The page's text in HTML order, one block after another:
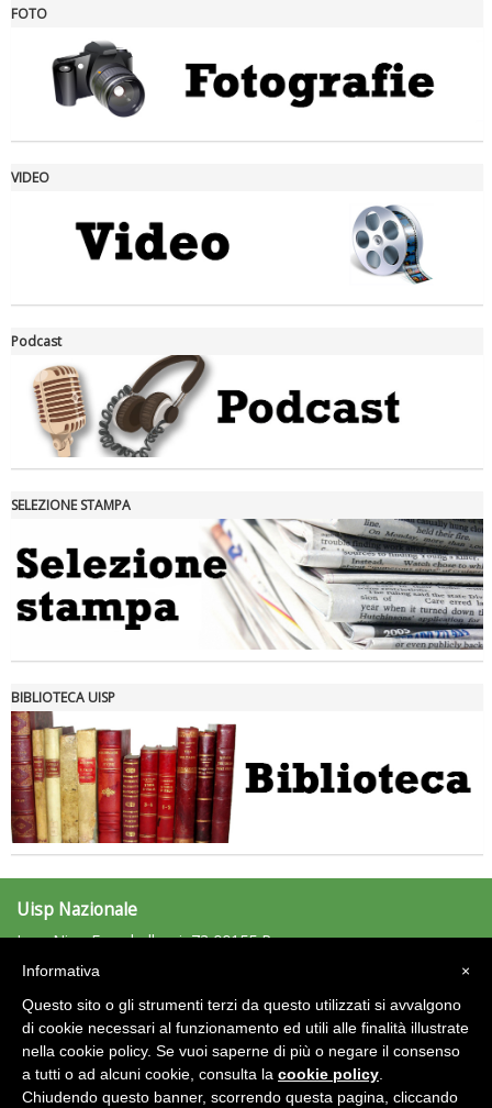
Ddl Lobby, Uisp: “Il Parlamento valorizzi le nostre specificità"
Tiziano Pesce nel Cda di Fondazione Terzjus: prima riunione a
FOTO
VIDEO
Podcast
SELEZIONE STAMPA
BIBLIOTECA UISP
Uisp Nazionale
L.go Nino Franchellucci, 73 00155 Roma
Tel: 06.439841 - Fax: 06.43984320
C.F.: 97029170582
Area Riservata 2.0
×
Informativa
Questo sito o gli strumenti terzi da questo utilizzati si avvalgono
di cookie necessari al funzionamento ed utili alle finalità illustrate
nella cookie policy. Se vuoi saperne di più o negare il consenso
a tutti o ad alcuni cookie, consulta la cookie policy
Chiudendo questo banner, scorrendo questa pagina, cliccando